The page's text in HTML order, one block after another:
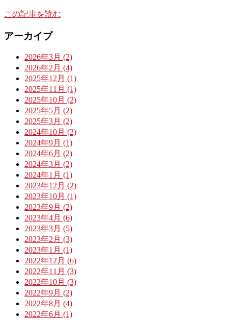
この記事を読む
アーカイブ
2026年3月 (2)
2026年2月 (4)
2025年12月 (1)
2025年11月 (1)
2025年10月 (2)
2025年5月 (2)
2025年3月 (2)
2024年10月 (2)
2024年9月 (1)
2024年6月 (2)
2024年3月 (2)
2024年1月 (1)
2023年12月 (2)
2023年10月 (1)
2023年9月 (2)
2023年4月 (6)
2023年3月 (5)
2023年2月 (3)
2023年1月 (1)
2022年12月 (6)
2022年11月 (3)
2022年10月 (3)
2022年9月 (2)
2022年8月 (4)
2022年6月 (1)